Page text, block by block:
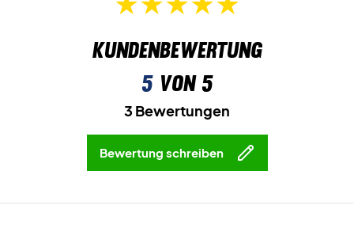
Kundenbewertung
5von 5
3 Bewertungen
Bewertung schreiben